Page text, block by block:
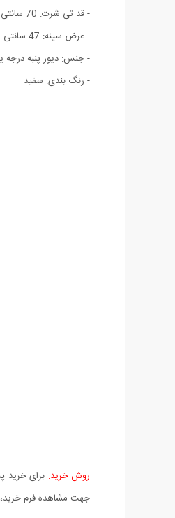
- قد تی شرت: 70 سانتی متر
- عرض سینه: 47 سانتی متر
- جنس: دیور پنبه درجه
- رنگ بندی: سفید
روش خرید: برای خرید
جهت مشاهده فرم